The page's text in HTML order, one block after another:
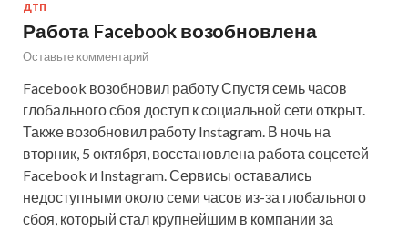
ДТП
Работа Facebook возобновлена
Оставьте комментарий
Facebook возобновил работу Спустя семь часов
глобального сбоя доступ к социальной сети открыт.
Также возобновил работу Instagram. В ночь на
вторник, 5 октября, восстановлена работа соцсетей
Facebook и Instagram. Сервисы оставались
недоступными около семи часов из-за глобального
сбоя, который стал крупнейшим в компании за